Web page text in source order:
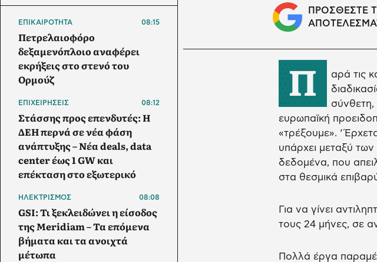
ΠΡΟΣΘΕΣΤΕ
Π
αρά τις
σύνθετη,
ευρωπαϊκή
«τρέξουμε».
υπάρχει μεταξύ
δεδομένα, που
στα θεσμικά
Για να γίνει
τους 24 μήνες, σε
Πολλά έργα
ΕΠΙΚΑΙΡΟΤΗΤΑ 08:15
Πετρελαιοφόρο
δεξαμενόπλοιο αναφέρει
εκρήξεις στο στενό του
Ορμούζ
ΕΠΙΧΕΙΡΗΣΕΙΣ 08:12
Στάσσης προς επενδυτές: Η
ΔΕΗ περνά σε νέα φάση
ανάπτυξης – Νέα deals, data
center έως 1 GW και
επέκταση στο εξωτερικό
ΗΛΕΚΤΡΙΣΜΟΣ 08:08
GSI: Τι ξεκλειδώνει η είσοδος
της Meridiam – Τα επόμενα
βήματα και τα ανοιχτά
μέτωπα